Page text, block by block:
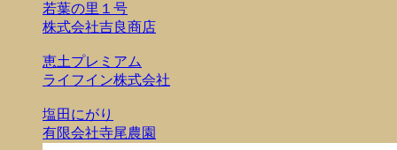
若葉の里１号
株式会社吉良商店
恵土プレミアム
ライフイン株式会社
塩田にがり
有限会社寺尾農園